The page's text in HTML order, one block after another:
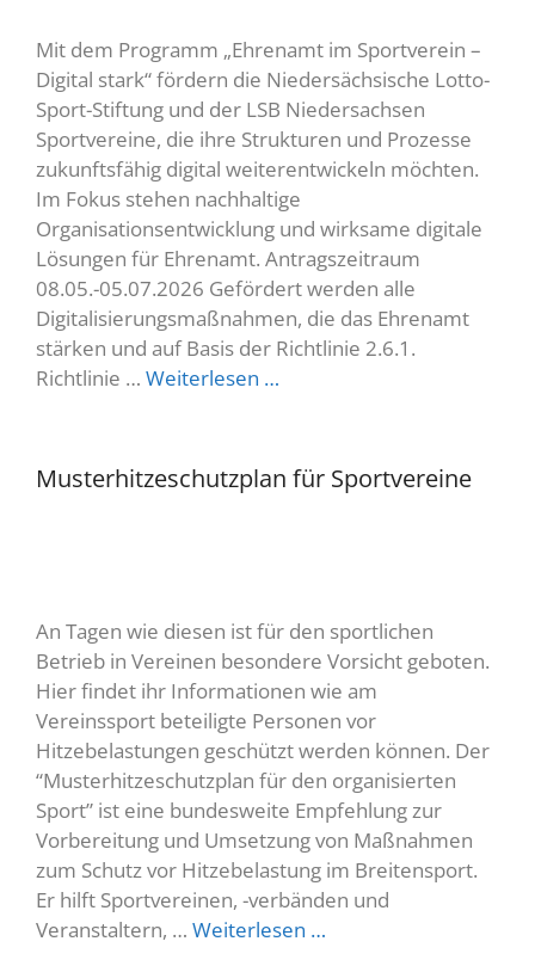
Mit dem Programm „Ehrenamt im Sportverein –
Digital stark“ fördern die Niedersächsische Lotto-
Sport-Stiftung und der LSB Niedersachsen
Sportvereine, die ihre Strukturen und Prozesse
zukunftsfähig digital weiterentwickeln möchten.
Im Fokus stehen nachhaltige
Organisationsentwicklung und wirksame digitale
Lösungen für Ehrenamt. Antragszeitraum
08.05.-05.07.2026 Gefördert werden alle
Digitalisierungsmaßnahmen, die das Ehrenamt
stärken und auf Basis der Richtlinie 2.6.1.
Richtlinie … Weiterlesen …
Musterhitzeschutzplan für Sportvereine
An Tagen wie diesen ist für den sportlichen
Betrieb in Vereinen besondere Vorsicht geboten.
Hier findet ihr Informationen wie am
Vereinssport beteiligte Personen vor
Hitzebelastungen geschützt werden können. Der
“Musterhitzeschutzplan für den organisierten
Sport” ist eine bundesweite Empfehlung zur
Vorbereitung und Umsetzung von Maßnahmen
zum Schutz vor Hitzebelastung im Breitensport.
Er hilft Sportvereinen, -verbänden und
Veranstaltern, … Weiterlesen …